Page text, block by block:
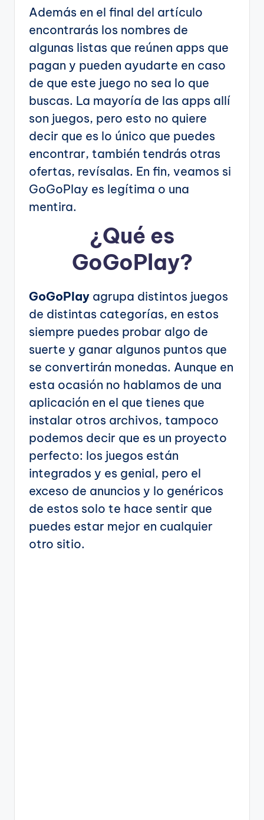
Además en el final del artículo
encontrarás los nombres de
algunas listas que reúnen apps que
pagan y pueden ayudarte en caso
de que este juego no sea lo que
buscas. La mayoría de las apps allí
son juegos, pero esto no quiere
decir que es lo único que puedes
encontrar, también tendrás otras
ofertas, revísalas. En fin, veamos si
GoGoPlay es legítima o una
mentira.
¿Qué es
GoGoPlay?
GoGoPlay agrupa distintos juegos
de distintas categorías, en estos
siempre puedes probar algo de
suerte y ganar algunos puntos que
se convertirán monedas. Aunque en
esta ocasión no hablamos de una
aplicación en el que tienes que
instalar otros archivos, tampoco
podemos decir que es un proyecto
perfecto: los juegos están
integrados y es genial, pero el
exceso de anuncios y lo genéricos
de estos solo te hace sentir que
puedes estar mejor en cualquier
otro sitio.